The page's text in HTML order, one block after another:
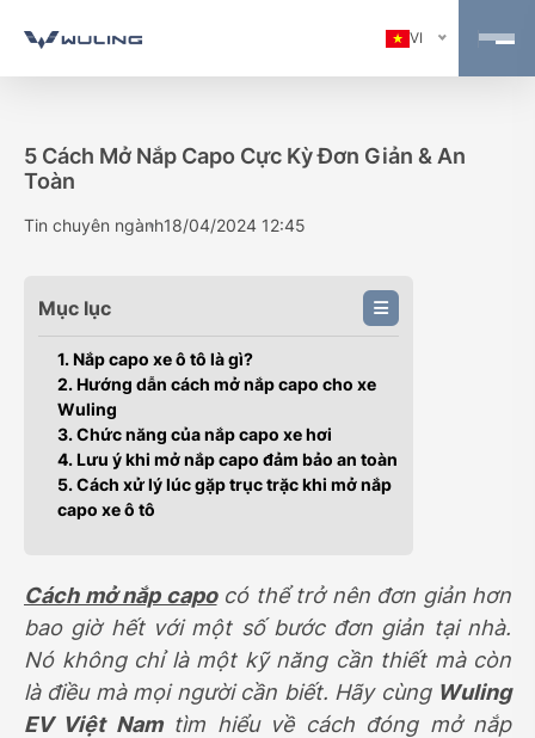
VI
5 Cách Mở Nắp Capo Cực Kỳ Đơn Giản & An
Toàn
Tin chuyên ngành18/04/2024 12:45
Mục lục
1. Nắp capo xe ô tô là gì?
2. Hướng dẫn cách mở nắp capo cho xe
Wuling
3. Chức năng của nắp capo xe hơi
4. Lưu ý khi mở nắp capo đảm bảo an toàn
5. Cách xử lý lúc gặp trục trặc khi mở nắp
capo xe ô tô
Cách mở nắp capocó thể trở nên đơn giản hơn
bao giờ hết với một số bước đơn giản tại nhà.
Nó không chỉ là một kỹ năng cần thiết mà còn
là điều mà mọi người cần biết. Hãy cùng Wuling
EV Việt Namtìm hiểu về cách đóng mở nắp